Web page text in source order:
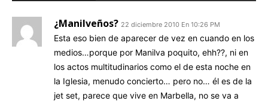
¿Manilveños? 22 diciembre 2010 En 10:26 PM
Esta eso bien de aparecer de vez en cuando en los
medios…porque por Manilva poquito, ehh??, ni en
los actos multitudinarios como el de esta noche en
la Iglesia, menudo concierto… pero no… él es de la
jet set, parece que vive en Marbella, no se va a